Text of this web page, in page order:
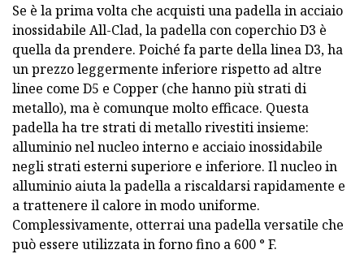
Se è la prima volta che acquisti una padella in acciaio
inossidabile All-Clad, la padella con coperchio D3 è
quella da prendere. Poiché fa parte della linea D3, ha
un prezzo leggermente inferiore rispetto ad altre
linee come D5 e Copper (che hanno più strati di
metallo), ma è comunque molto efficace. Questa
padella ha tre strati di metallo rivestiti insieme:
alluminio nel nucleo interno e acciaio inossidabile
negli strati esterni superiore e inferiore. Il nucleo in
alluminio aiuta la padella a riscaldarsi rapidamente e
a trattenere il calore in modo uniforme.
Complessivamente, otterrai una padella versatile che
può essere utilizzata in forno fino a 600 ° F.